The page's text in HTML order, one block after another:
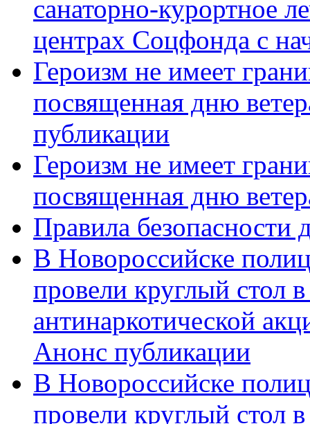
санаторно-курортное
центрах Соцфонда с
Героизм не имеет
посвященная дню
публикации
Героизм не имеет
посвященная дню
Правила безопасности
В Новороссийске
провели круглый стол
антинаркотической
Анонс публикации
В Новороссийске
провели круглый стол